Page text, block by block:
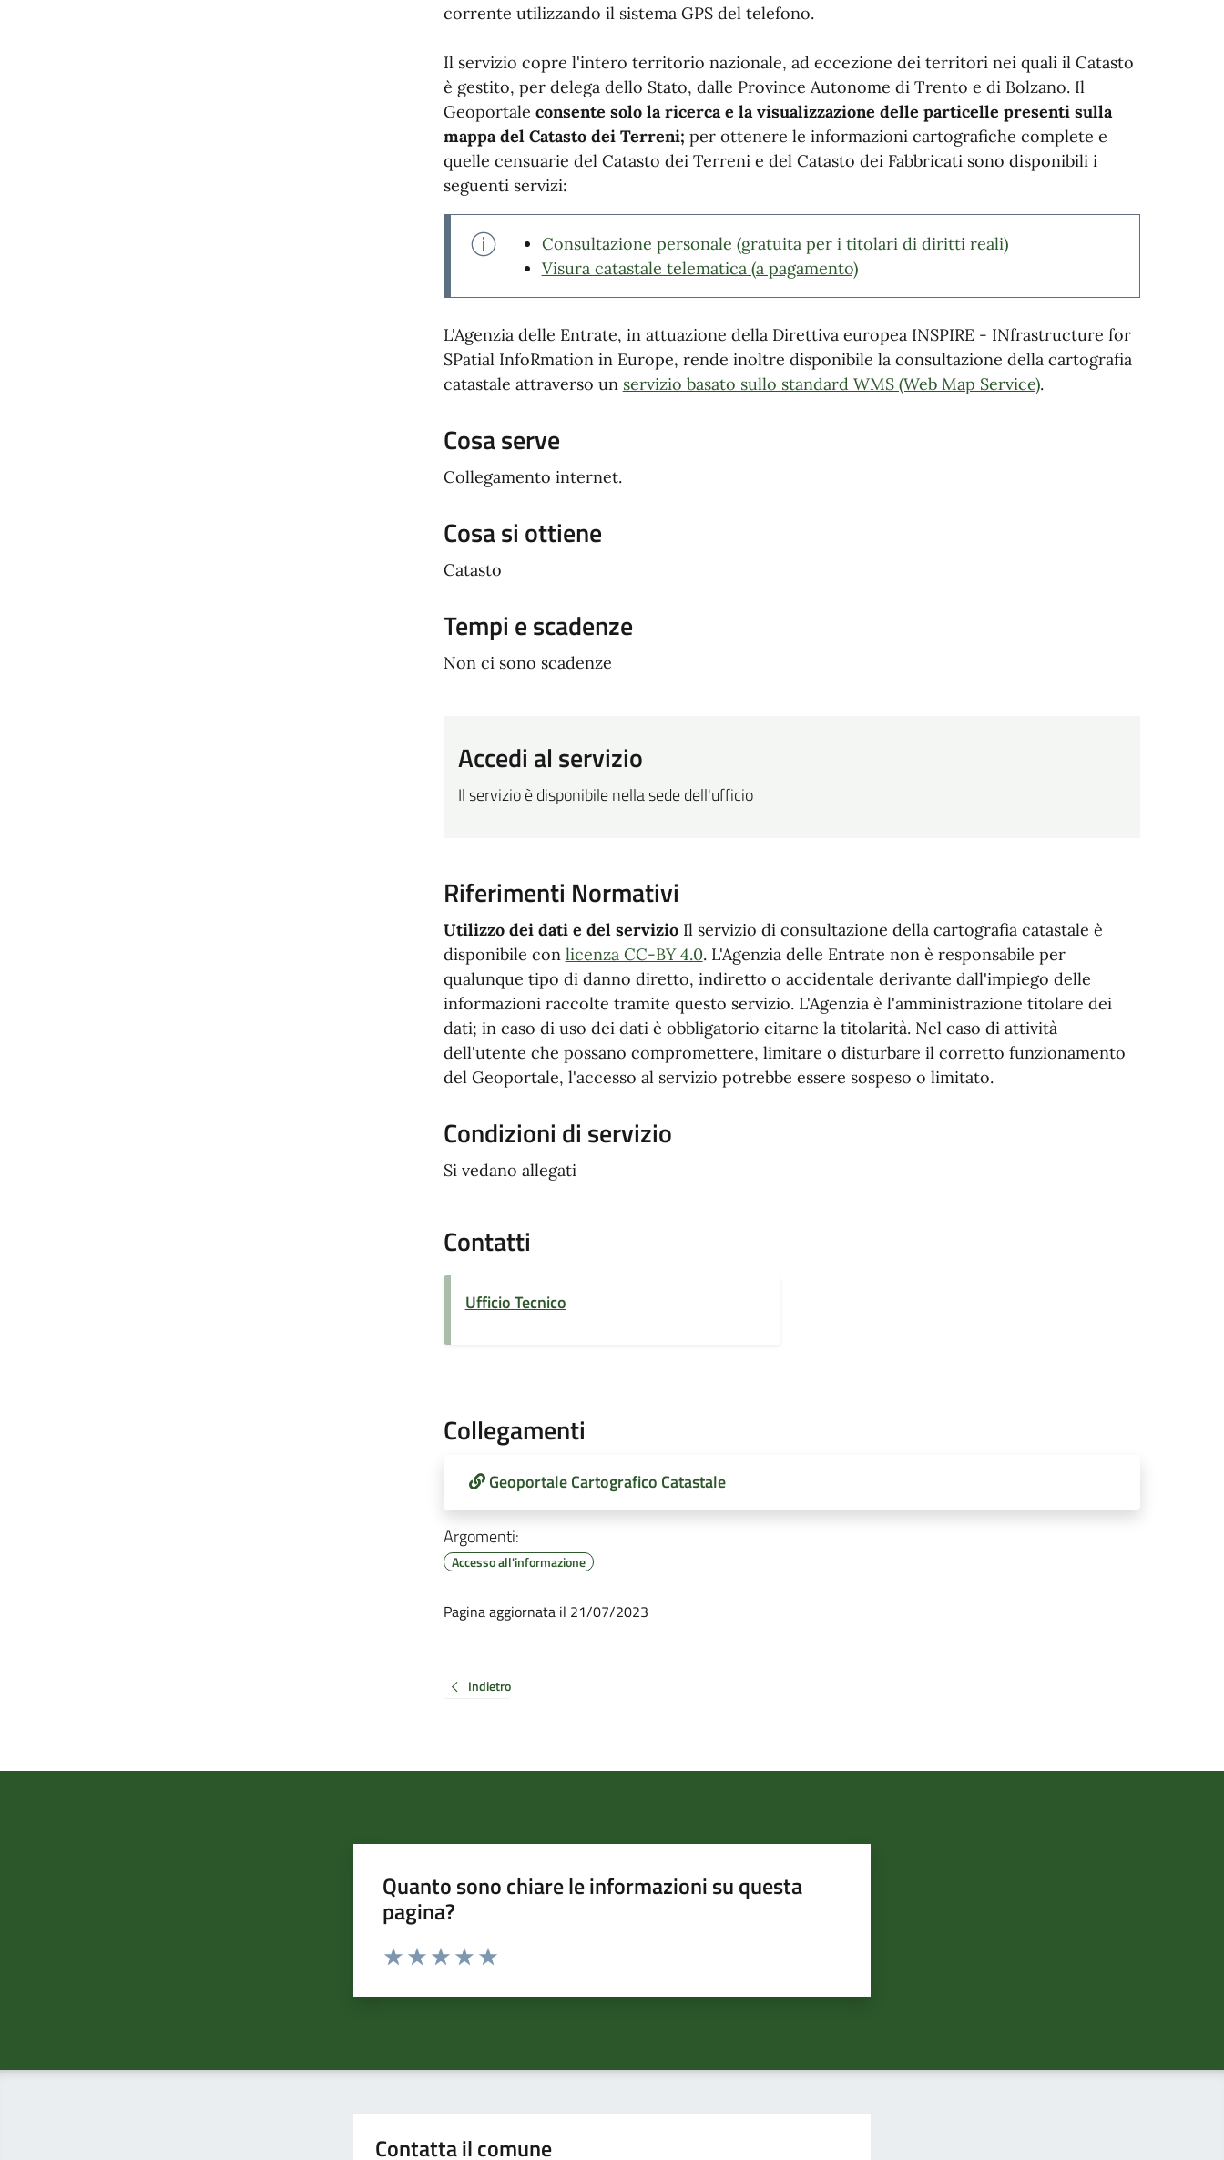
corrente utilizzando il sistema GPS del telefono.
Il servizio copre l'intero territorio nazionale, ad eccezione dei territori nei quali il Catasto
è gestito, per delega dello Stato, dalle Province Autonome di Trento e di Bolzano. Il
Geoportale consente solo la ricerca e la visualizzazione delle particelle presenti sulla
mappa del Catasto dei Terreni; per ottenere le informazioni cartografiche complete e
quelle censuarie del Catasto dei Terreni e del Catasto dei Fabbricati sono disponibili i
seguenti servizi:
Consultazione personale (gratuita per i titolari di diritti reali)
Visura catastale telematica (a pagamento)
L'Agenzia delle Entrate, in attuazione della Direttiva europea INSPIRE - INfrastructure for
SPatial InfoRmation in Europe, rende inoltre disponibile la consultazione della cartografia
catastale attraverso un servizio basato sullo standard WMS (Web Map Service).
Cosa serve
Collegamento internet.
Cosa si ottiene
Catasto
Tempi e scadenze
Non ci sono scadenze
Accedi al servizio
Il servizio è disponibile nella sede dell'ufficio
Riferimenti Normativi
Utilizzo dei dati e del servizioIl servizio di consultazione della cartografia catastale è
disponibile con licenza CC-BY 4.0. L'Agenzia delle Entrate non è responsabile per
qualunque tipo di danno diretto, indiretto o accidentale derivante dall'impiego delle
informazioni raccolte tramite questo servizio. L'Agenzia è l'amministrazione titolare dei
dati; in caso di uso dei dati è obbligatorio citarne la titolarità. Nel caso di attività
dell'utente che possano compromettere, limitare o disturbare il corretto funzionamento
del Geoportale, l'accesso al servizio potrebbe essere sospeso o limitato.
Condizioni di servizio
Si vedano allegati
Contatti
Ufficio Tecnico
Collegamenti
Geoportale Cartografico Catastale
Argomenti:
Accesso all'informazione
Pagina aggiornata il 21/07/2023
Indietro
Quanto sono chiare le informazioni su questa
pagina?
Valuta da 1 a 5 stelle la pagina
Contatta il comune